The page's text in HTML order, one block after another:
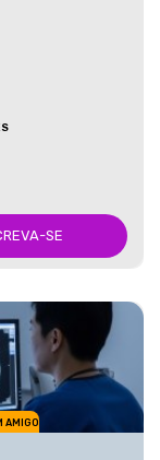
SE
AMIGO